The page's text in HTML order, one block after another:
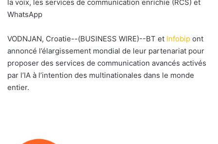
la voix, les services de communication enrichie (RCS) et
WhatsApp
VODNJAN, Croatie--(BUSINESS WIRE)--BT et Infobip ont
annoncé l’élargissement mondial de leur partenariat pour
proposer des services de communication avancés activés
par l’IA à l’intention des multinationales dans le monde
entier.